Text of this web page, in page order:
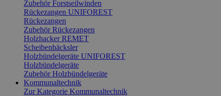
Zubehör Forstseilwinden
Rückezangen UNIFOREST
Rückezangen
Zubehör Rückezangen
Holzhacker REMET
Scheibenhäcksler
Holzbündelgeräte UNIFOREST
Holzbündelgeräte
Zubehör Holzbündelgeräte
Kommunaltechnik
Zur Kategorie Kommunaltechnik